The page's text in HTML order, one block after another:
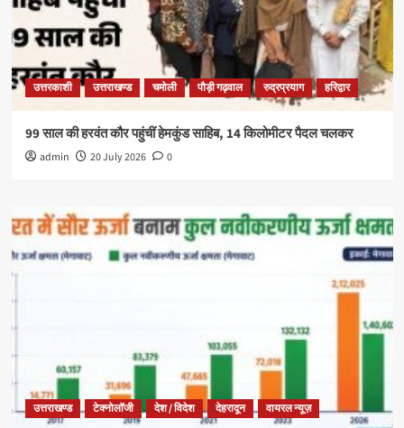
उत्तरकाशी उत्तराखण्ड चमोली पौड़ी गढ़वाल रुद्रप्रयाग हरिद्वार
99 साल की हरवंत कौर पहुंचीं हेमकुंड साहिब, 14 किलोमीटर पैदल चलकर
admin 20 July 2026 0
उत्तराखण्ड टेक्नोलॉजी देश / विदेश देहरादून वायरल न्यूज़